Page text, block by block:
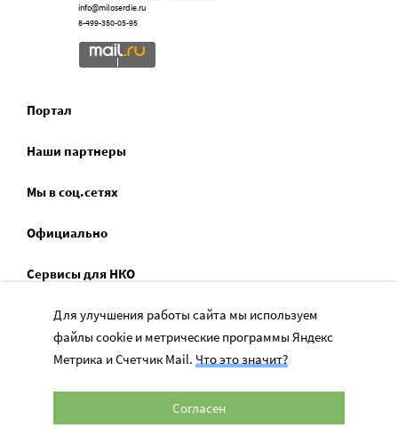
info@miloserdie.ru
8-499-350-05-95
Портал
Наши партнеры
Мы в соц.сетях
Официально
Сервисы для НКО
Спецпроекты
Социальное служение
Для улучшения работы сайта мы используем
файлы cookie и метрические программы Яндекс
Метрика и Счетчик Mail. Что это значит?
Согласен